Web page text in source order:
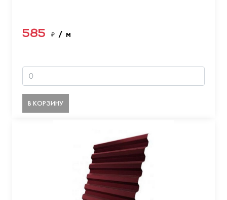
585 ₽ / м
В КОРЗИНУ